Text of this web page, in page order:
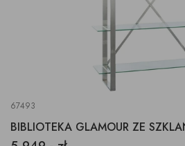
67493
BIBLIOTEKA GLAMOUR ZE